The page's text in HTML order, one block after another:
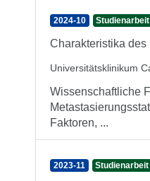
2024-10 Studienarbeit
Charakteristika
Universitätsklinikum
Wissenschaftliche
Faktoren, ...
2023-11 Studienarbeit